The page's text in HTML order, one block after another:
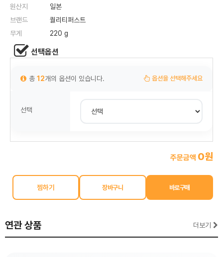
원산지
일본
브랜드
퀄리티퍼스트
무게
220 g
선택옵션
총 12개의 옵션이 있습니다. 옵션을 선택해주세요
선택
주문금액 0원
찜하기
연관 상품 더보기